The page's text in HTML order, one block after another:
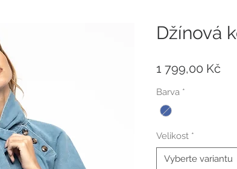
Džínová
1 799,00 Kč
Barva *
Velikost *
Vyberte variantu